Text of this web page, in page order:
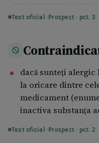
vaginală. A nu se înghiți.
Este necesar să
vaginului înaintea
indiferent de
vă aflaţi;
introducerea
ceea ce permite o
Text oficial ·Prospect · pct. 3
dacă sunteţi
la oricare dintre
medicament
inactiva substanţa
Text oficial ·Prospect · pct. 2